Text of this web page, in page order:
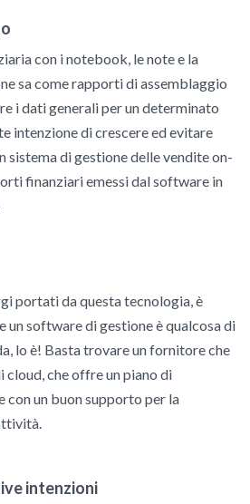
con i notebook, le note e la
sa come rapporti di assemblaggio
i dati generali per un determinato
intenzione di crescere ed evitare
sistema di gestione delle vendite on-
finanziari emessi dal software in
portati da questa tecnologia, è
un software di gestione è qualcosa di
lo è! Basta trovare un fornitore che
cloud, che offre un piano di
con un buon supporto per la
intenzioni